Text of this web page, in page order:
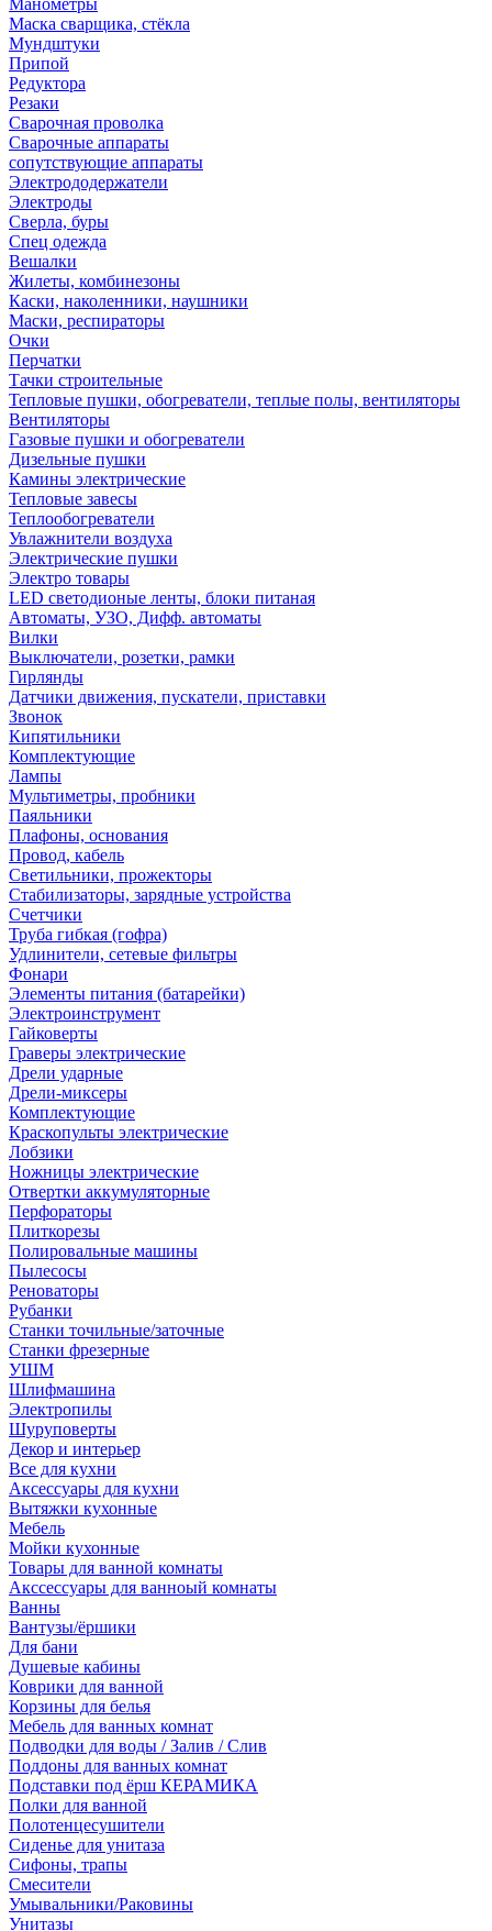
Манометры
Маска сварщика, стёкла
Мундштуки
Припой
Редуктора
Резаки
Сварочная проволка
Сварочные аппараты
сопутствующие аппараты
Электрододержатели
Электроды
Сверла, буры
Спец одежда
Вешалки
Жилеты, комбинезоны
Каски, наколенники, наушники
Маски, респираторы
Очки
Перчатки
Тачки строительные
Тепловые пушки, обогреватели, теплые полы, вентиляторы
Вентиляторы
Газовые пушки и обогреватели
Дизельные пушки
Камины электрические
Тепловые завесы
Теплообогреватели
Увлажнители воздуха
Электрические пушки
Электро товары
LED светодионые ленты, блоки питаная
Автоматы, УЗО, Дифф. автоматы
Вилки
Выключатели, розетки, рамки
Гирлянды
Датчики движения, пускатели, приставки
Звонок
Кипятильники
Комплектующие
Лампы
Мультиметры, пробники
Паяльники
Плафоны, основания
Провод, кабель
Светильники, прожекторы
Стабилизаторы, зарядные устройства
Счетчики
Труба гибкая (гофра)
Удлинители, сетевые фильтры
Фонари
Элементы питания (батарейки)
Электроинструмент
Гайковерты
Граверы электрические
Дрели ударные
Дрели-миксеры
Комплектующие
Краскопульты электрические
Лобзики
Ножницы электрические
Отвертки аккумуляторные
Перфораторы
Плиткорезы
Полировальные машины
Пылесосы
Реноваторы
Рубанки
Станки точильные/заточные
Станки фрезерные
УШМ
Шлифмашина
Электропилы
Шуруповерты
Декор и интерьер
Все для кухни
Аксессуары для кухни
Вытяжки кухонные
Мебель
Мойки кухонные
Товары для ванной комнаты
Акссессуары для ванноый комнаты
Ванны
Вантузы/ёршики
Для бани
Душевые кабины
Коврики для ванной
Корзины для белья
Мебель для ванных комнат
Подводки для воды / Залив / Слив
Поддоны для ванных комнат
Подставки под ёрш КЕРАМИКА
Полки для ванной
Полотенцесушители
Сиденье для унитаза
Сифоны, трапы
Смесители
Умывальники/Раковины
Унитазы